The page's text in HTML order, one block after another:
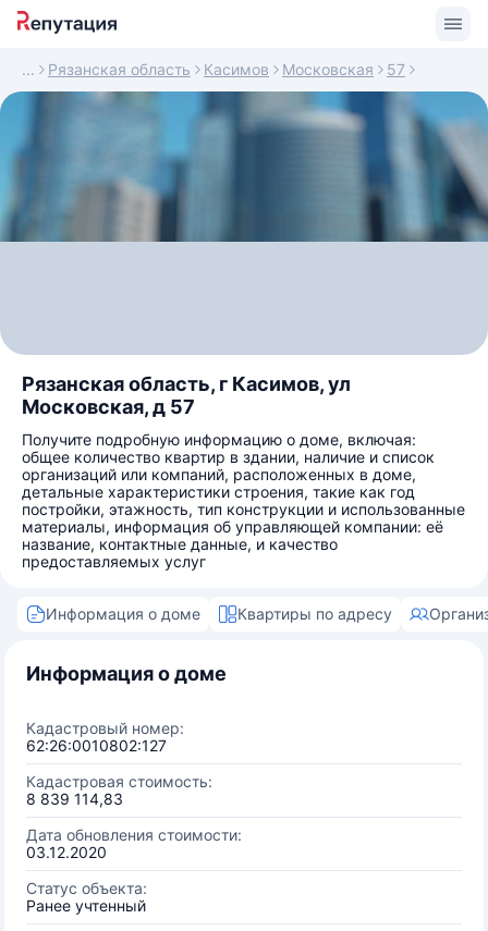
Рязанская область Касимов Московская 57
Рязанская область, г Касимов, ул
Московская, д 57
Получите подробную информацию о доме, включая:
общее количество квартир в здании, наличие и список
организаций или компаний, расположенных в доме,
детальные характеристики строения, такие как год
постройки, этажность, тип конструкции и использованные
материалы, информация об управляющей компании: её
название, контактные данные, и качество
предоставляемых услуг
Информация о доме Квартиры по адресу
Информация о доме
Кадастровый номер:
62:26:0010802:127
Кадастровая стоимость:
8 839 114,83
Дата обновления стоимости:
03.12.2020
Статус объекта:
Ранее учтенный